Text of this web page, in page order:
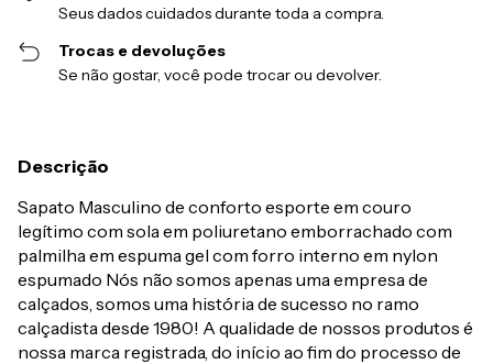
Seus dados cuidados durante toda a compra.
Trocas e devoluções
Se não gostar, você pode trocar ou devolver.
Descrição
Sapato Masculino de conforto esporte em couro
legítimo com sola em poliuretano emborrachado com
palmilha em espuma gel com forro interno em nylon
espumado Nós não somos apenas uma empresa de
calçados, somos uma história de sucesso no ramo
calçadista desde 1980! A qualidade de nossos produtos é
nossa marca registrada, do início ao fim do processo de